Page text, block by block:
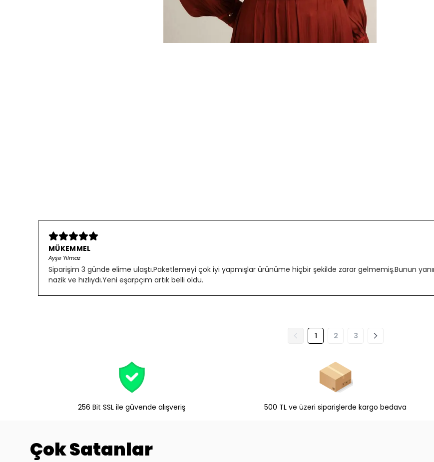
MÜKEMMEL
Ayşe Yılmaz
Siparişim 3 günde elime ulaştı.Paketlemeyi çok iyi yapmışlar ürünüme hiçbir şekilde zarar gelmemiş.Bunun
nazik ve hızlıydı.Yeni eşarpçım artık belli oldu.
1 2 3
256 Bit SSL ile güvende alışveriş 500 TL ve üzeri siparişlerde kargo bedava
Çok Satanlar